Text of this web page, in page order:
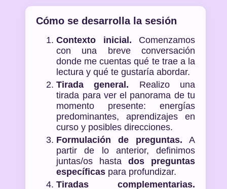
Cómo se desarrolla la sesión
Contexto inicial. Comenzamos
con una breve conversación
donde me cuentas qué te trae a la
lectura y qué te gustaría abordar.
Tirada general. Realizo una
tirada para ver el panorama de tu
momento presente: energías
predominantes, aprendizajes en
curso y posibles direcciones.
Formulación de preguntas. A
partir de lo anterior, definimos
juntas/os hasta dos preguntas
específicas para profundizar.
Tiradas complementarias.